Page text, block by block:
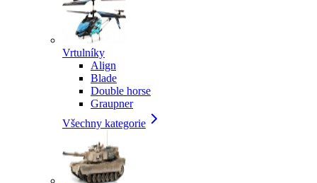
Vrtulníky
Align
Blade
Double horse
Graupner
Všechny kategorie